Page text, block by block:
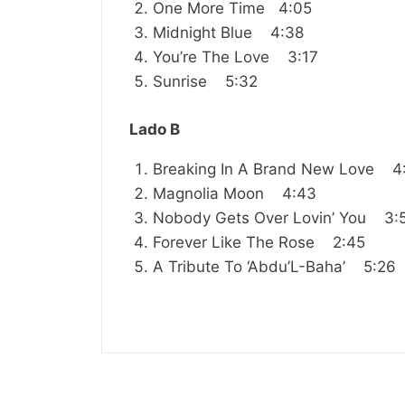
One More Time 4:05
Midnight Blue 4:38
You’re The Love 3:17
Sunrise 5:32
Lado B
Breaking In A Brand New Love
Magnolia Moon 4:43
Nobody Gets Over Lovin’ You
Forever Like The Rose 2:45
A Tribute To ‘Abdu’L-Baha’ 5:26